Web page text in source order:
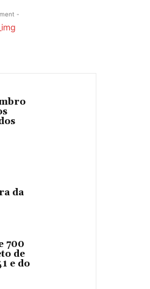
-
da
700
de
e do